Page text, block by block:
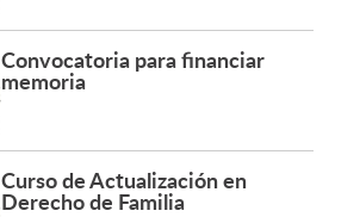
Convocatoria para financiar
memoria
Curso de Actualización en
Derecho de Familia